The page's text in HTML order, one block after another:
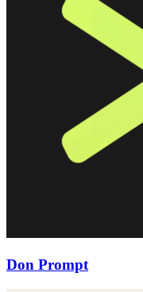
Don Prompt